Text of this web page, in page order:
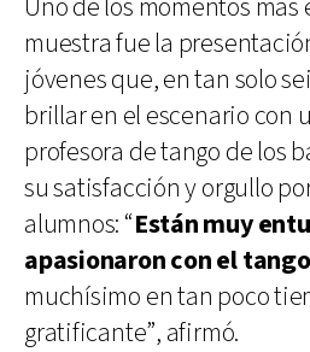
Uno de los momentos
muestra fue la
jóvenes que, en tan solo
brillar en el escenario con
profesora de tango de los
su satisfacción y orgullo
alumnos: “Están muy
apasionaron con el tango
muchísimo en tan poco
gratificante”, afirmó.